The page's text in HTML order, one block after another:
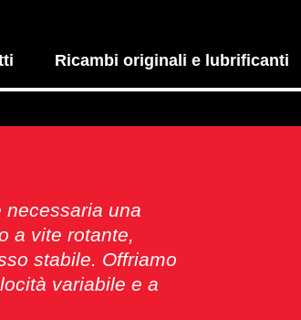
Ricambi originali e lubrificanti
necessaria una
a vite rotante,
stabile. Offriamo
variabile e a